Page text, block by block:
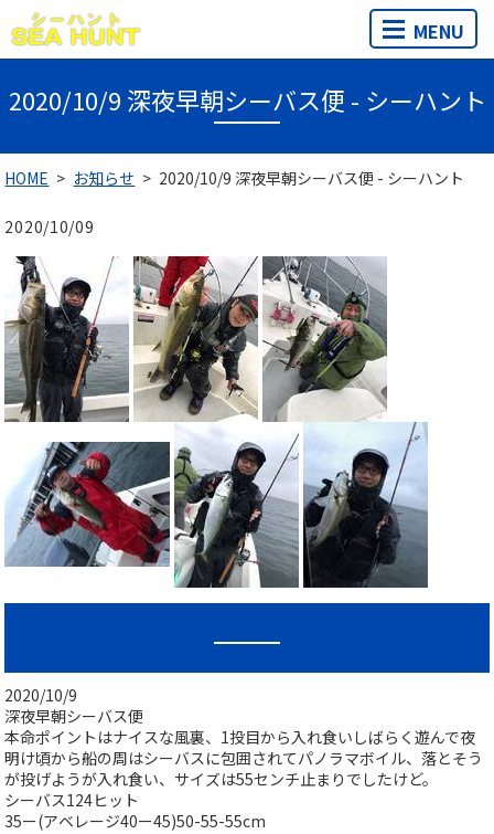
MENU
2020/10/9 深夜早朝シーバス便 - シーハント
HOME お知らせ 2020/10/9 深夜早朝シーバス便 - シーハント
2020/10/09
2020/10/9
深夜早朝シーバス便
本命ポイントはナイスな風裏、1投目から入れ食いしばらく遊んで夜
明け頃から船の周はシーバスに包囲されてパノラマボイル、落とそう
が投げようが入れ食い、サイズは55センチ止まりでしたけど。
シーバス124ヒット
35ー(アベレージ40ー45)50-55-55cm